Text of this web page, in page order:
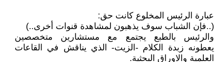
عبارة الرئيس المخلوع كانت حق:
(..فإن الشباب سوف يذهبون لمشاهدة قنوات أخرى..)
والرئيس بالطبع يجتمع مع مستشارين متخصصين
يعطونه زبدة الكلام -الزيت- الذي يناقش في القاعات
العلمية والاوراق البحثية.